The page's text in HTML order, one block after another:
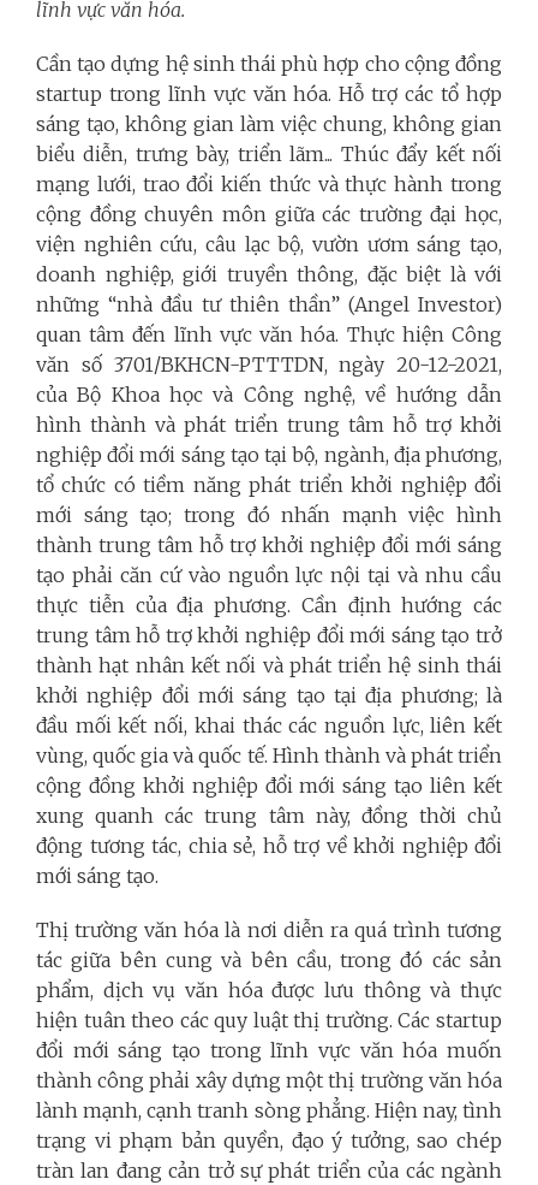
lĩnh vực văn hóa.
Cần tạo dựng hệ sinh thái phù hợp cho cộng đồng
startup trong lĩnh vực văn hóa. Hỗ trợ các tổ hợp
sáng tạo, không gian làm việc chung, không gian
biểu diễn, trưng bày, triển lãm... Thúc đẩy kết nối
mạng lưới, trao đổi kiến thức và thực hành trong
cộng đồng chuyên môn giữa các trường đại học,
viện nghiên cứu, câu lạc bộ, vườn ươm sáng tạo,
doanh nghiệp, giới truyền thông, đặc biệt là với
những “nhà đầu tư thiên thần” (Angel Investor)
quan tâm đến lĩnh vực văn hóa. Thực hiện Công
văn số 3701/BKHCN-PTTTDN, ngày 20-12-2021,
của Bộ Khoa học và Công nghệ, về hướng dẫn
hình thành và phát triển trung tâm hỗ trợ khởi
nghiệp đổi mới sáng tạo tại bộ, ngành, địa phương,
tổ chức có tiềm năng phát triển khởi nghiệp đổi
mới sáng tạo; trong đó nhấn mạnh việc hình
thành trung tâm hỗ trợ khởi nghiệp đổi mới sáng
tạo phải căn cứ vào nguồn lực nội tại và nhu cầu
thực tiễn của địa phương. Cần định hướng các
trung tâm hỗ trợ khởi nghiệp đổi mới sáng tạo trở
thành hạt nhân kết nối và phát triển hệ sinh thái
khởi nghiệp đổi mới sáng tạo tại địa phương; là
đầu mối kết nối, khai thác các nguồn lực, liên kết
vùng, quốc gia và quốc tế. Hình thành và phát triển
cộng đồng khởi nghiệp đổi mới sáng tạo liên kết
xung quanh các trung tâm này, đồng thời chủ
động tương tác, chia sẻ, hỗ trợ về khởi nghiệp đổi
mới sáng tạo.
Thị trường văn hóa là nơi diễn ra quá trình tương
tác giữa bên cung và bên cầu, trong đó các sản
phẩm, dịch vụ văn hóa được lưu thông và thực
hiện tuân theo các quy luật thị trường. Các startup
đổi mới sáng tạo trong lĩnh vực văn hóa muốn
thành công phải xây dựng một thị trường văn hóa
lành mạnh, cạnh tranh sòng phẳng. Hiện nay, tình
trạng vi phạm bản quyền, đạo ý tưởng, sao chép
tràn lan đang cản trở sự phát triển của các ngành